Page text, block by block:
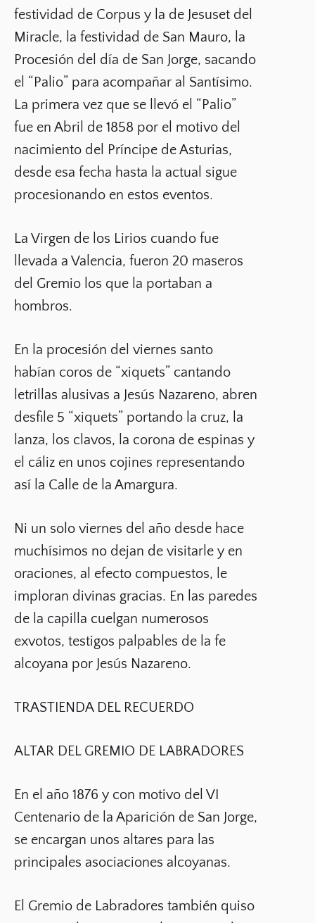
festividad de Corpus y la de Jesuset del
Miracle, la festividad de San Mauro, la
Procesión del día de San Jorge, sacando
el “Palio” para acompañar al Santísimo.
La primera vez que se llevó el “Palio”
fue en Abril de 1858 por el motivo del
nacimiento del Príncipe de Asturias,
desde esa fecha hasta la actual sigue
procesionando en estos eventos.
La Virgen de los Lirios cuando fue
llevada a Valencia, fueron 20 maseros
del Gremio los que la portaban a
hombros.
En la procesión del viernes santo
habían coros de “xiquets” cantando
letrillas alusivas a Jesús Nazareno, abren
desfile 5 “xiquets” portando la cruz, la
lanza, los clavos, la corona de espinas y
el cáliz en unos cojines representando
así la Calle de la Amargura.
Ni un solo viernes del año desde hace
muchísimos no dejan de visitarle y en
oraciones, al efecto compuestos, le
imploran divinas gracias. En las paredes
de la capilla cuelgan numerosos
exvotos, testigos palpables de la fe
alcoyana por Jesús Nazareno.
TRASTIENDA DEL RECUERDO
ALTAR DEL GREMIO DE LABRADORES
En el año 1876 y con motivo del VI
Centenario de la Aparición de San Jorge,
se encargan unos altares para las
principales asociaciones alcoyanas.
El Gremio de Labradores también quiso